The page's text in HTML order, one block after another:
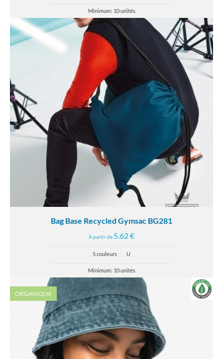
Minimum: 10 unités
Bag Base Recycled Gymsac BG281
À partir de 5.62 €
5 couleurs U
Minimum: 10 unités
ORGANIQUE